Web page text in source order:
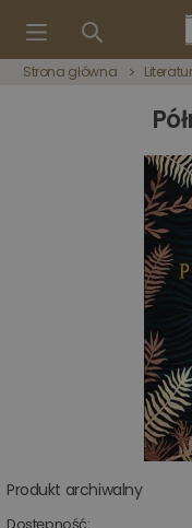
Strona główna
Produkt archiwalny